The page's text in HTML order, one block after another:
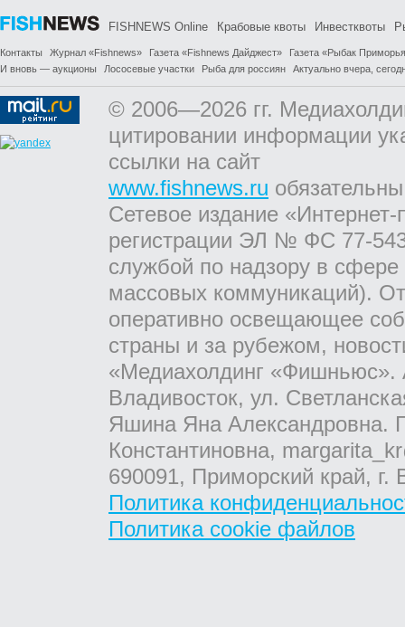
FISHNEWS Online Крабовые квоты Инвестквоты
Контакты Журнал «Fishnews» Газета «Fishnews Дайджест»
Газета «Рыбак
И вновь — аукционы
Лососевые участки Рыба для россиян Актуально вчера,
© 2006—2026 гг.
цитировании информации
ссылки на сайт
www.fishnews.ru
Сетевое издание
регистрации ЭЛ № ФС 77-
службой по надзору в
массовых коммуникаций).
оперативно освещающее
страны и за рубежом,
«Медиахолдинг «Фишньюс».
Владивосток, ул.
Яшина Яна Александровна.
Константиновна,
690091, Приморский край,
Политика
Политика cookie файлов